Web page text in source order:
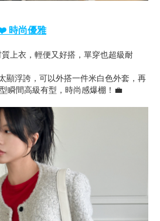
時尚優雅
上衣，輕便又好搭，單穿也超級耐
顯浮誇，可以外搭一件米白色外套，再
瞬間高級有型，時尚感爆棚！💼